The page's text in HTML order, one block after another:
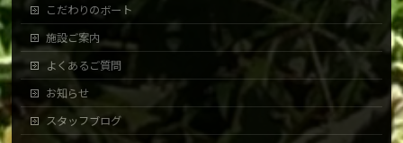
こだわりのボート
施設ご案内
よくあるご質問
お知らせ
スタッフブログ